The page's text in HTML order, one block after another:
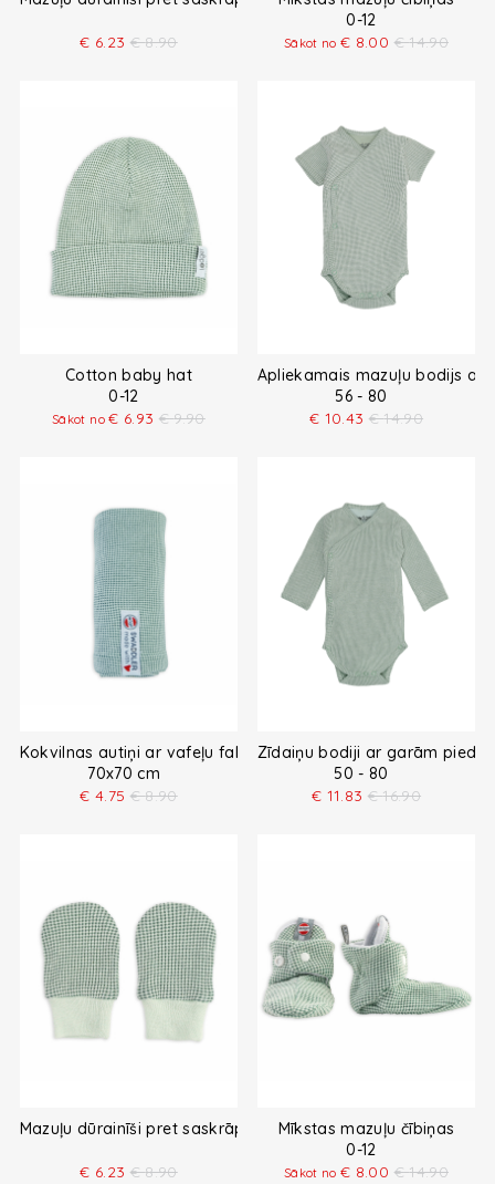
€ 6.23 € 8.90
0-12
Sākot no€ 8.00 € 14.90
Cotton baby hat
0-12
Sākot no€ 6.93 € 9.90
Apliekamais mazuļu bodijs ar
56 - 80
€ 10.43 € 14.90
Kokvilnas autiņi ar vafeļu faktūru 70x70 cm
70x70 cm
€ 4.75 € 8.90
Zīdaiņu bodiji ar garām
50 - 80
€ 11.83 € 16.90
Mazuļu dūrainīši pret saskrāpēšanos
€ 6.23 € 8.90
Mīkstas mazuļu čībiņas
0-12
Sākot no€ 8.00 € 14.90